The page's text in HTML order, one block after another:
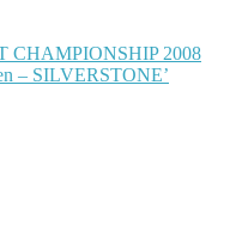
CHAMPIONSHIP 2008
– SILVERSTONE’